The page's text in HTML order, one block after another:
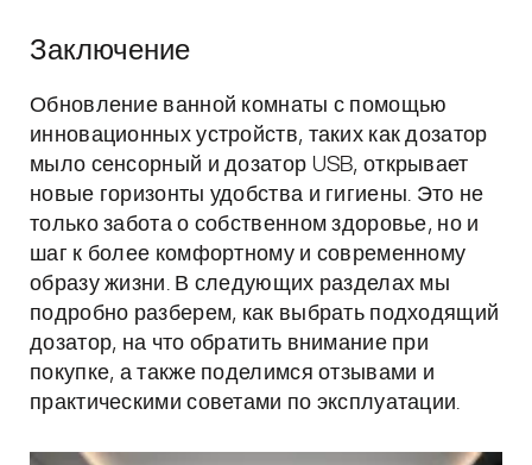
Заключение
Обновление ванной комнаты с помощью
инновационных устройств, таких как дозатор
мыло сенсорный и дозатор USB, открывает
новые горизонты удобства и гигиены. Это не
только забота о собственном здоровье, но и
шаг к более комфортному и современному
образу жизни. В следующих разделах мы
подробно разберем, как выбрать подходящий
дозатор, на что обратить внимание при
покупке, а также поделимся отзывами и
практическими советами по эксплуатации.